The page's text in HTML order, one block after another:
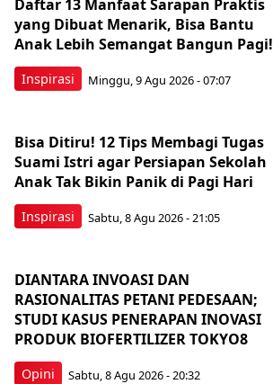
Inspirasi
Daftar 13 Manfaat Sarapan Praktis
yang Dibuat Menarik, Bisa Bantu
Anak Lebih Semangat Bangun Pagi!
Minggu, 9 Agu 2026 - 07:07
Inspirasi
Bisa Ditiru! 12 Tips Membagi Tugas
Suami Istri agar Persiapan Sekolah
Anak Tak Bikin Panik di Pagi Hari
Sabtu, 8 Agu 2026 - 21:05
Opini
DIANTARA INVOASI DAN
RASIONALITAS PETANI PEDESAAN;
STUDI KASUS PENERAPAN INOVASI
PRODUK BIOFERTILIZER TOKYO8
Sabtu, 8 Agu 2026 - 20:32